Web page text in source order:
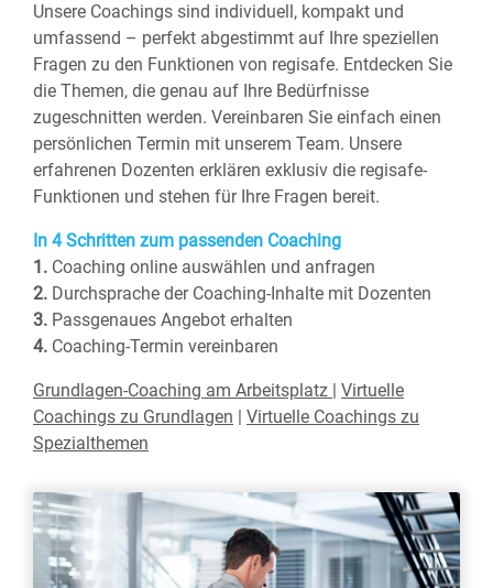
Unsere Coachings sind individuell, kompakt und
umfassend – perfekt abgestimmt auf Ihre speziellen
Fragen zu den Funktionen von regisafe. Entdecken Sie
die Themen, die genau auf Ihre Bedürfnisse
zugeschnitten werden. Vereinbaren Sie einfach einen
persönlichen Termin mit unserem Team. Unsere
erfahrenen Dozenten erklären exklusiv die regisafe-
Funktionen und stehen für Ihre Fragen bereit.
​​​​​​​In 4 Schritten zum passenden Coaching
1. Coaching online auswählen und anfragen ​​​​​​​
2. Durchsprache der Coaching-Inhalte mit Dozenten
3. Passgenaues Angebot erhalten ​​​​​​​​​​​​​​
​​​​​​​4. Coaching-Termin vereinbaren
Grundlagen-Coaching am Arbeitsplatz | Virtuelle
Coachings zu Grundlagen | Virtuelle Coachings zu
Spezialthemen